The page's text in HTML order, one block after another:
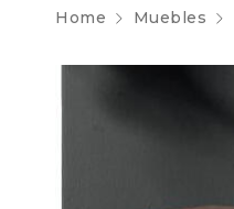
Home Muebles